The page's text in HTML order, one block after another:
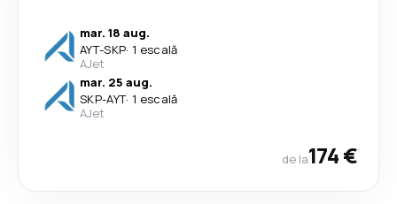
mar. 18 aug.
AYT-SKP· 1 escală
AJet
mar. 25 aug.
SKP-AYT· 1 escală
AJet
de la174 €